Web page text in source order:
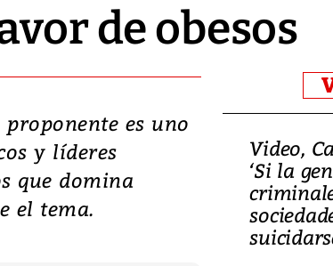
de obesos
proponente es uno
y líderes
que domina
el tema.
Japón: Terremoto
heridos y graves
en Kumamoto
Video,
‘Si la